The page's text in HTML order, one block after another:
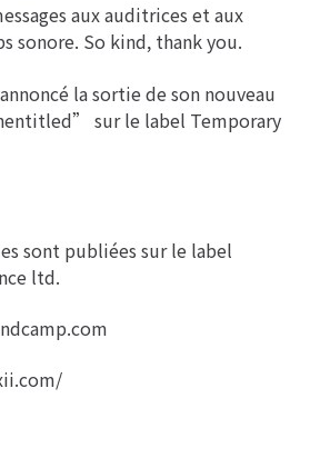
aux auditrices et aux
sonore. So kind, thank you.
la sortie de son nouveau
sur le label Temporary
sont publiées sur le label
ltd.